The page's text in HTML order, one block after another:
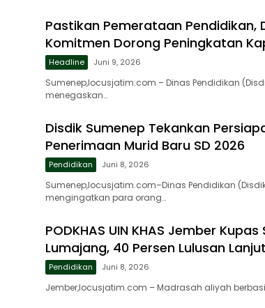
Pastikan Pemerataan Pendidikan,
Komitmen Dorong Peningkatan
Headline Juni 9, 2026
Sumenep,locusjatim.com – Dinas Pendidikan
menegaskan…
Disdik Sumenep Tekankan
Penerimaan Murid Baru SD 2026
Pendidikan Juni 8, 2026
Sumenep,locusjatim.com–Dinas Pendidikan
mengingatkan para orang…
PODKHAS UIN KHAS Jember
Lumajang, 40 Persen Lulusan
Pendidikan Juni 8, 2026
Jember,locusjatim.com – Madrasah aliyah